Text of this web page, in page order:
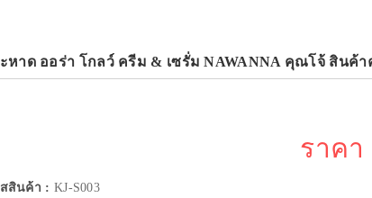
หาด ออร่า โกลว์ ครีม & เซรั่ม NAWANNA คุณโจ้ สินค้
ราคา
สินค้า : KJ-S003